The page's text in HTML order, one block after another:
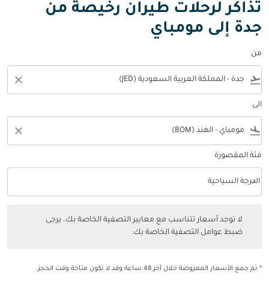
تذاكر لرحلات طيران رخيصة من
جدة إلى مومباي
من
flight_takeoff
close
الى
flight_land
close
فئة المقصورة
فئة المقصورة option الدرجة السياحية Selected
الدرجة السياحية
keyboard_arrow_down
لا توجد أسعار تتناسب مع معايير التصفية الخاصة بك. يرجى
ضبط عوامل التصفية الخاصة بك.
* تم جمع الأسعار المعروضة خلال آخر 48 ساعة وقد لا تكون متاحة وقت الحجز.